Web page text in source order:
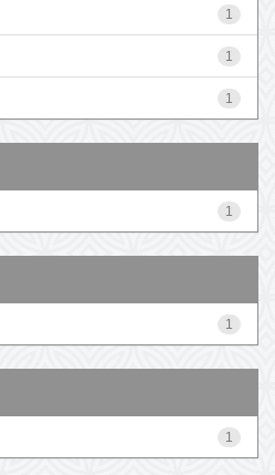
1
1
1
1
1
1